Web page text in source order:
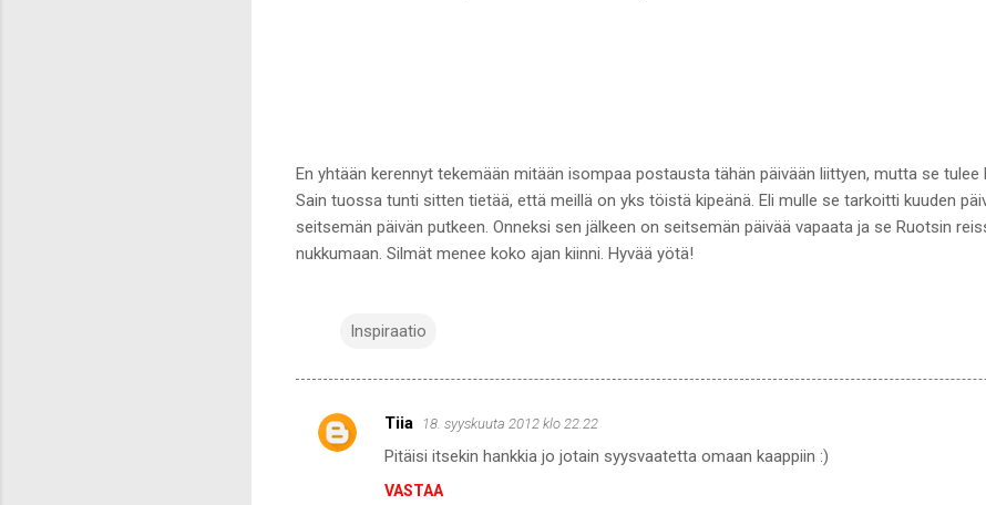
En yhtään kerennyt tekemään mitään isompaa postausta tähän päivään liittyen, mutta se tulee
Sain tuossa tunti sitten tietää, että meillä on yks töistä kipeänä. Eli mulle se tarkoitti kuuden
seitsemän päivän putkeen. Onneksi sen jälkeen on seitsemän päivää vapaata ja se Ruotsin
nukkumaan. Silmät menee koko ajan kiinni. Hyvää yötä!
Inspiraatio
K
Tiia 18. syyskuuta 2012 klo 22.22
Pitäisi itsekin hankkia jo jotain syysvaatetta omaan kaappiin :)
VASTAA